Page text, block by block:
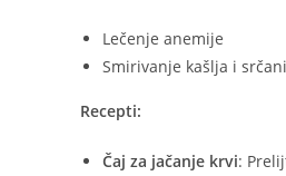
Lečenje anemije
Smirivanje kašlja i
Recepti:
Čaj za jačanje krvi: